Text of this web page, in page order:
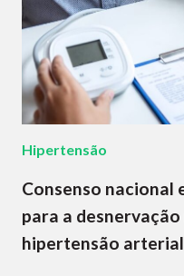
Hipertensão
Consenso nacional
para a
hipertensão arterial